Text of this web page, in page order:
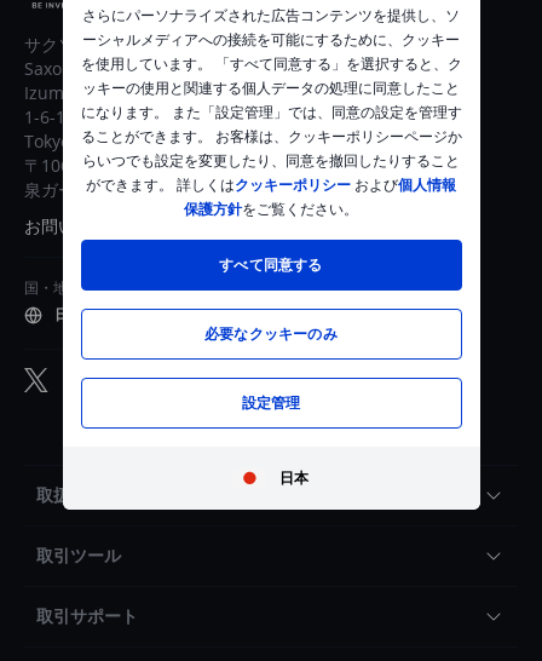
さらにパーソナライズされた広告コンテンツを提供し、ソ
ーシャルメディアへの接続を可能にするために、クッキー
を使用しています。 「すべて同意する」を選択すると、ク
ッキーの使用と関連する個人データの処理に同意したこと
になります。 また「設定管理」では、同意の設定を管理す
ることができます。 お客様は、クッキーポリシーページか
らいつでも設定を変更したり、同意を撤回したりすること
ができます。 詳しくはクッキーポリシー および個人情報
保護方針をご覧ください。
すべて同意する
必要なクッキーのみ
設定管理
日本
サクソバンク証券株式会社
Saxo Bank Securities Ltd.
Izumi Garden Tower 36F
1-6-1 Roppongi Minato-ku
Tokyo 106-6036
〒106-6036 東京都港区六本木1-6-1
泉ガーデンタワー36F
お問い合わせ
国・地域を選択
日本
取扱商品・手数料
取引ツール
取引サポート